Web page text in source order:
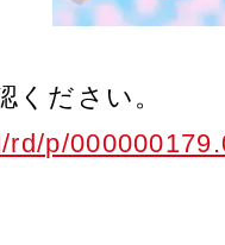
ください。
p/